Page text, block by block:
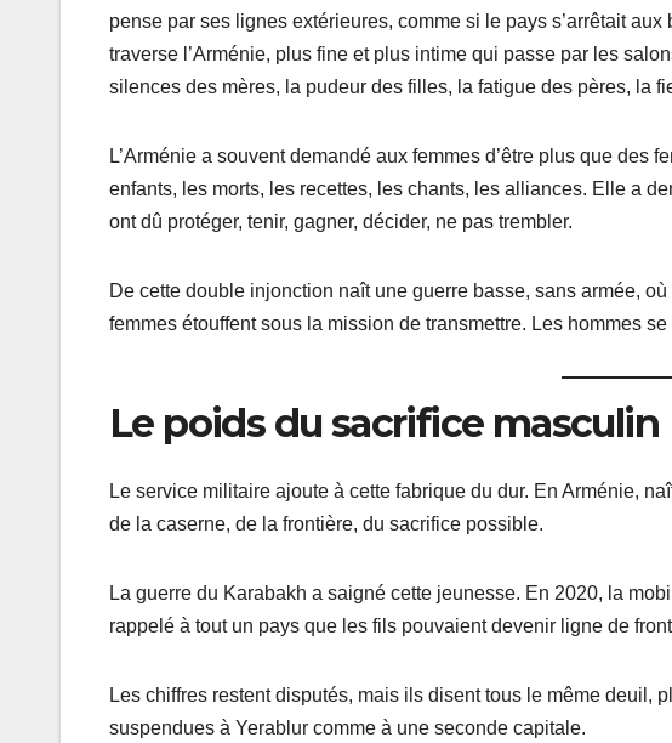
pense par ses lignes extérieures, comme si le pays s’arrêtait
traverse l’Arménie, plus fine et plus intime qui passe par les
silences des mères, la pudeur des filles, la fatigue des pères, la
L’Arménie a souvent demandé aux femmes d’être plus que des
enfants, les morts, les recettes, les chants, les alliances. Elle a
ont dû protéger, tenir, gagner, décider, ne pas trembler.
De cette double injonction naît une guerre basse, sans armée,
femmes étouffent sous la mission de transmettre. Les hommes
Le poids du sacrifice masculin
Le service militaire ajoute à cette fabrique du dur. En Arménie,
de la caserne, de la frontière, du sacrifice possible.
La guerre du Karabakh a saigné cette jeunesse. En 2020, la
rappelé à tout un pays que les fils pouvaient devenir ligne de
Les chiffres restent disputés, mais ils disent tous le même deuil,
suspendues à Yerablur comme à une seconde capitale.